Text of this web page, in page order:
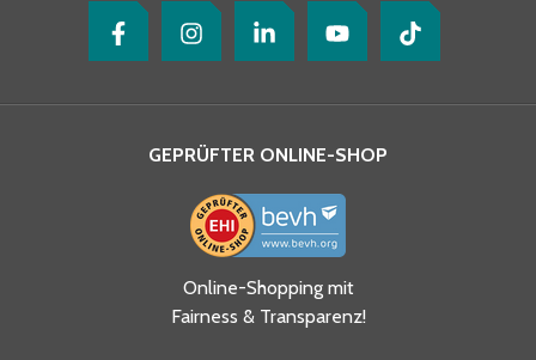
Ja, ich habe die
Datenschutzhinweise gelesen
und akzeptiere diese.
GEPRÜFTER ONLINE-SHOP
Online-Shopping mit
Fairness & Transparenz!